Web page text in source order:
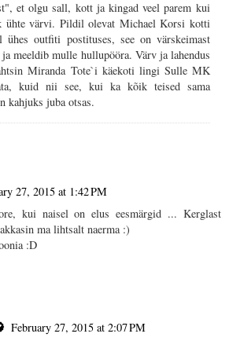
et olgu sall, kott ja kingad veel parem kui
ühte värvi. Pildil olevat Michael Korsi kotti
ühes outfiti postituses, see on värskeimast
meeldib mulle hullupööra. Värv ja lahendus
Miranda Tote`i käekoti lingi Sulle MK
kuid nii see, kui ka kõik teised sama
kahjuks juba otsas.
27, 2015 at 1:42 PM
kui naisel on elus eesmärgid ... Kerglast
ma lihtsalt naerma :)
:D
February 27, 2015 at 2:07 PM